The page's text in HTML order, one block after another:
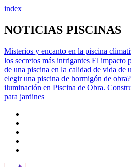
index
Saltar
al
NOTICIAS PISCINAS
Misterios y encanto en la piscina
los secretos más intrigantes El impacto
de una piscina en la calidad de vida de
elegir una piscina de hormigón de obra?
iluminación en Piscina de Obra.
para jardines